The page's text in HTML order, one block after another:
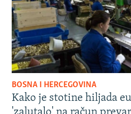
BOSNA I HERCEGOVINA
Kako je stotine hiljada